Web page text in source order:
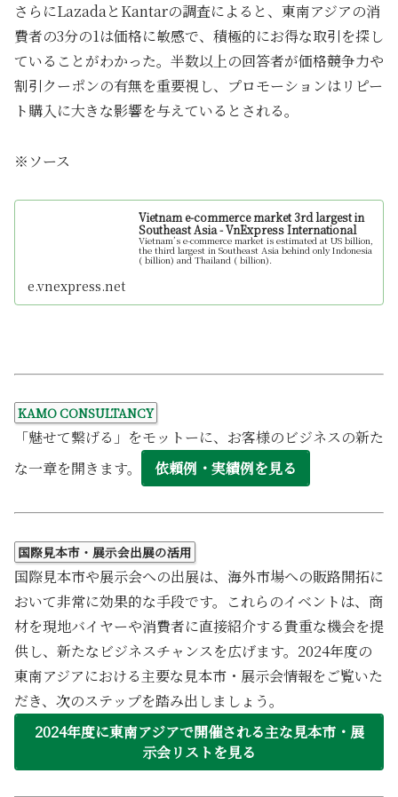
さらにLazadaとKantarの調査によると、東南アジアの消
費者の3分の1は価格に敏感で、積極的にお得な取引を探し
ていることがわかった。半数以上の回答者が価格競争力や
割引クーポンの有無を重要視し、プロモーションはリピー
ト購入に大きな影響を与えているとされる。
※ソース
Vietnam e-commerce market 3rd largest in
Southeast Asia - VnExpress International
Vietnam’s e-commerce market is estimated at US billion,
the third largest in Southeast Asia behind only Indonesia
( billion) and Thailand ( billion).
e.vnexpress.net
KAMO CONSULTANCY
「魅せて繋げる」をモットーに、お客様のビジネスの新た
な一章を開きます。
依頼例・実績例を見る
国際見本市・展示会出展の活用
国際見本市や展示会への出展は、海外市場への販路開拓に
おいて非常に効果的な手段です。これらのイベントは、商
材を現地バイヤーや消費者に直接紹介する貴重な機会を提
供し、新たなビジネスチャンスを広げます。2024年度の
東南アジアにおける主要な見本市・展示会情報をご覧いた
だき、次のステップを踏み出しましょう。
2024年度に東南アジアで開催される主な見本市・展
示会リストを見る